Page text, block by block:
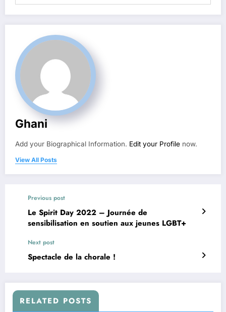
Ghani
Add your Biographical Information. Edit your Profile now.
View All Posts
Previous post
Le Spirit Day 2022 – Journée de
sensibilisation en soutien aux jeunes LGBT+
Next post
Spectacle de la chorale !
RELATED POSTS